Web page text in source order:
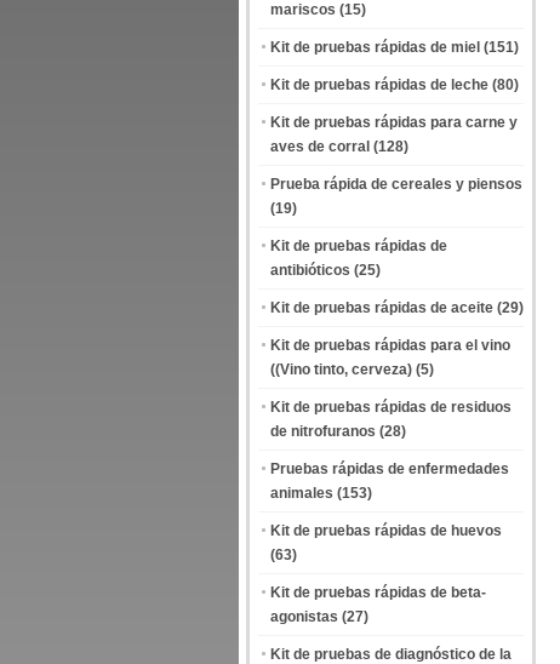
mariscos (15)
Kit de pruebas rápidas de miel (151)
Kit de pruebas rápidas de leche (80)
Kit de pruebas rápidas para carne y
aves de corral (128)
Prueba rápida de cereales y piensos
(19)
Kit de pruebas rápidas de
antibióticos (25)
Kit de pruebas rápidas de aceite (29)
Kit de pruebas rápidas para el vino
((Vino tinto, cerveza) (5)
Kit de pruebas rápidas de residuos
de nitrofuranos (28)
Pruebas rápidas de enfermedades
animales (153)
Kit de pruebas rápidas de huevos
(63)
Kit de pruebas rápidas de beta-
agonistas (27)
Kit de pruebas de diagnóstico de la